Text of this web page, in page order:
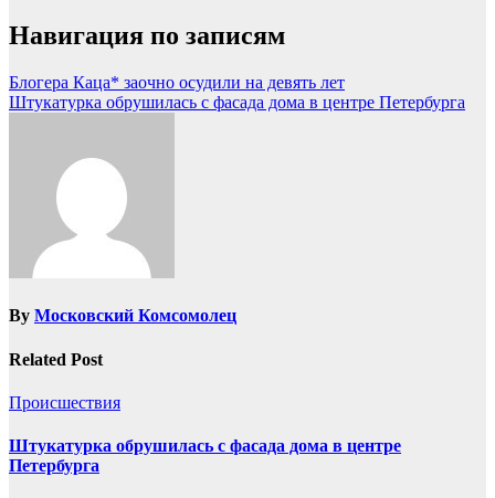
Навигация по записям
Блогера Каца* заочно осудили на девять лет
Штукатурка обрушилась с фасада дома в центре Петербурга
By Московский Комсомолец
Related Post
Происшествия
Штукатурка обрушилась с фасада дома в центре
Петербурга